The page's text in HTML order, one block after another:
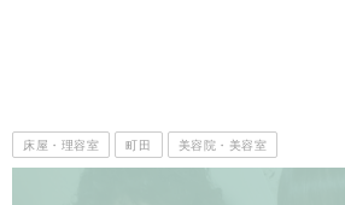
床屋・理容室 町田 美容院・美容室